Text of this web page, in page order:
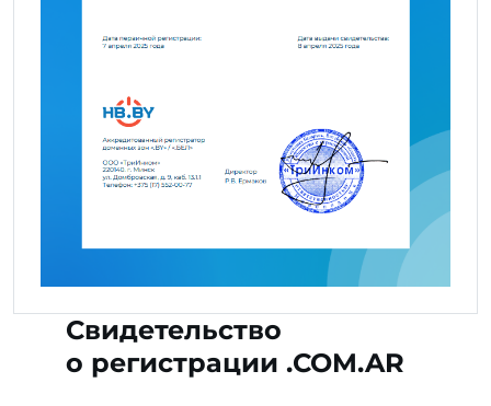
Свидетельство
о регистрации .COM.AR